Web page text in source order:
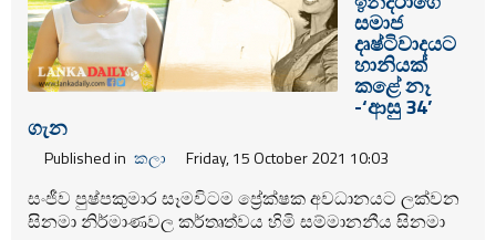
සමාජ
දෘෂ්ටිවාදයට
හානියක්
කළේ නෑ
-‘ආසු 34’
ගැන
Published in කලා Friday, 15 October 2021 10:03
සංජීව පුෂ්පකුමාර සෑමවිටම ප්‍රේක්ෂක අවධානයට ලක්වන
සිනමා නිර්මාණවල කර්තෘත්වය හිමි සම්මානනීය සිනමා